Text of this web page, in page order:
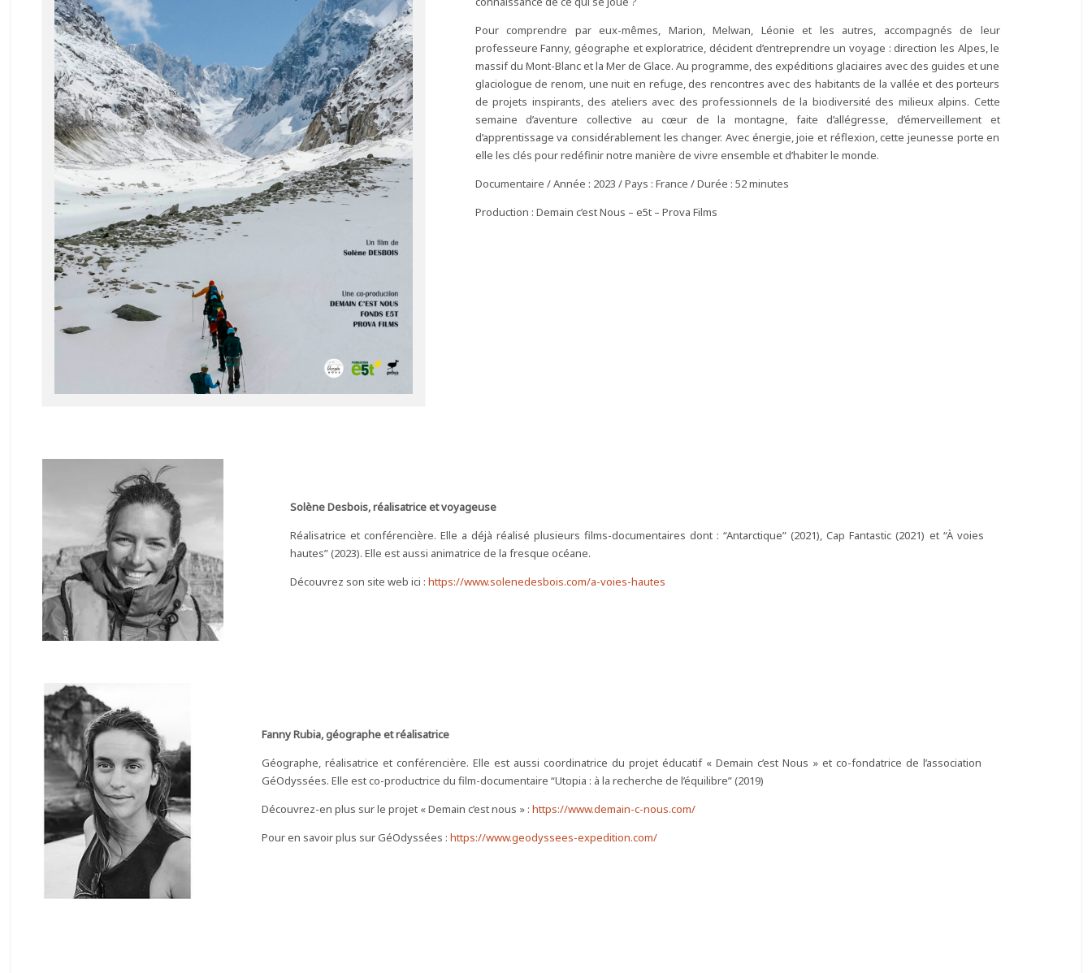
Pour comprendre par eux-mêmes, Marion, Melwan, Léonie et les autres, accompagnés de leur
professeure Fanny, géographe et exploratrice, décident d’entreprendre un voyage : direction les Alpes, le
massif du Mont-Blanc et la Mer de Glace. Au programme, des expéditions glaciaires avec des guides et une
glaciologue de renom, une nuit en refuge, des rencontres avec des habitants de la vallée et des porteurs
de projets inspirants, des ateliers avec des professionnels de la biodiversité des milieux alpins. Cette
semaine d’aventure collective au cœur de la montagne, faite d’allégresse, d’émerveillement et
d’apprentissage va considérablement les changer. Avec énergie, joie et réflexion, cette jeunesse porte en
elle les clés pour redéfinir notre manière de vivre ensemble et d’habiter le monde.
Documentaire / Année : 2023 / Pays : France / Durée : 52 minutes
Production : Demain c’est Nous – e5t – Prova Films
Solène Desbois, réalisatrice et voyageuse
Réalisatrice et conférencière. Elle a déjà réalisé plusieurs films-documentaires dont : “Antarctique” (2021), Cap Fantastic (2021) et “À voies
hautes” (2023). Elle est aussi animatrice de la fresque océane.
Découvrez son site web ici : https://www.solenedesbois.com/a-voies-hautes
Fanny Rubia, géographe et réalisatrice
Géographe, réalisatrice et conférencière. Elle est aussi coordinatrice du projet éducatif « Demain c’est Nous » et co-fondatrice de l’association
GéOdyssées. Elle est co-productrice du film-documentaire “Utopia : à la recherche de l’équilibre” (2019)
Découvrez-en plus sur le projet « Demain c’est nous » :https://www.demain-c-nous.com/
Pour en savoir plus sur GéOdyssées :https://www.geodyssees-expedition.com/